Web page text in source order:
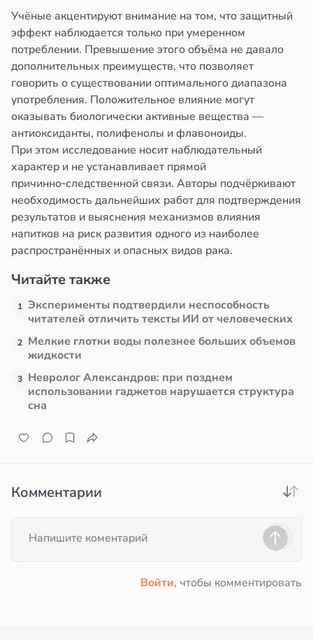
Учёные акцентируют внимание на том, что защитный
эффект наблюдается только при умеренном
потреблении. Превышение этого объёма не давало
дополнительных преимуществ, что позволяет
говорить о существовании оптимального диапазона
употребления. Положительное влияние могут
оказывать биологически активные вещества —
антиоксиданты, полифенолы и флавоноиды.
При этом исследование носит наблюдательный
характер и не устанавливает прямой
причинно‑следственной связи. Авторы подчёркивают
необходимость дальнейших работ для подтверждения
результатов и выяснения механизмов влияния
напитков на риск развития одного из наиболее
распространённых и опасных видов рака.
Читайте также
1 Эксперименты подтвердили неспособность
читателей отличить тексты ИИ от человеческих
2 Мелкие глотки воды полезнее больших объемов
жидкости
3 Невролог Александров: при позднем
использовании гаджетов нарушается структура
сна
Комментарии
Войти, чтобы комментировать